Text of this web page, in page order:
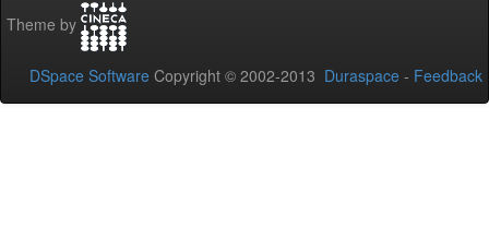
Theme by
DSpace Software Copyright © 2002-2013 Duraspace - Feedback